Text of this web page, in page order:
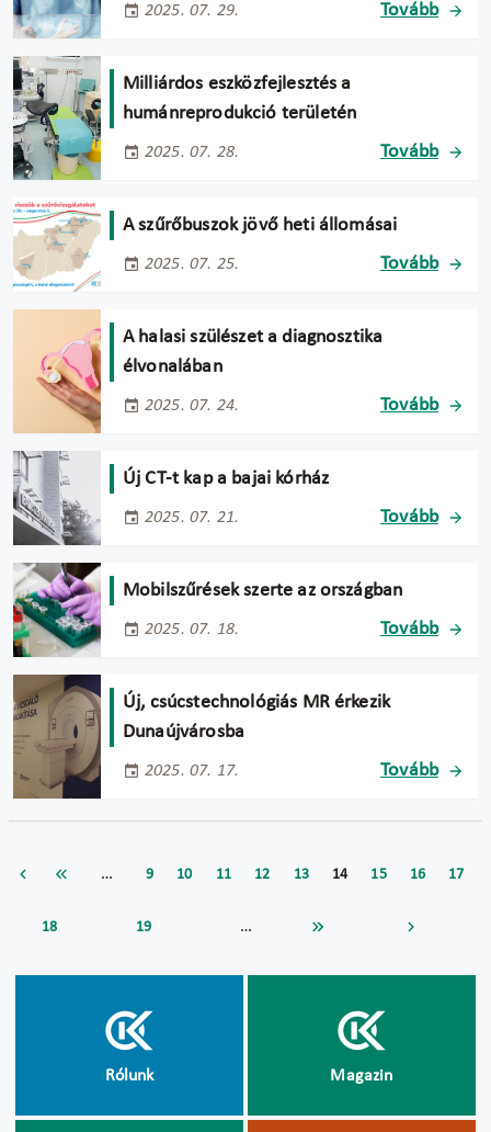
2025. 07. 29. Tovább
Milliárdos eszközfejlesztés a
humánreprodukció területén
2025. 07. 28. Tovább
A szűrőbuszok jövő heti állomásai
2025. 07. 25. Tovább
A halasi szülészet a diagnosztika
élvonalában
2025. 07. 24. Tovább
Új CT-t kap a bajai kórház
2025. 07. 21. Tovább
Mobilszűrések szerte az országban
2025. 07. 18. Tovább
Új, csúcstechnológiás MR érkezik
Dunaújvárosba
2025. 07. 17. Tovább
… 9 10 11 12 13 14 15 16 17
18 19 …
Rólunk Magazin